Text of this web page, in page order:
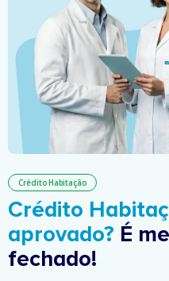
Crédito Habitação
Crédito
aprovado? É
fechado!